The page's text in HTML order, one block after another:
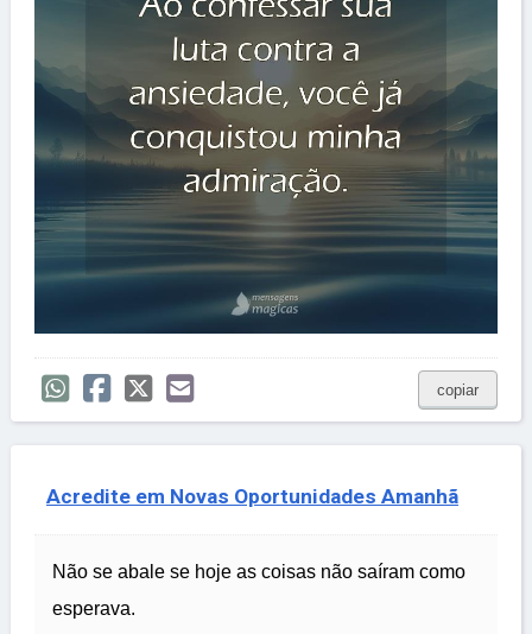
copiar
Acredite em Novas Oportunidades Amanhã
Não se abale se hoje as coisas não saíram como
esperava.